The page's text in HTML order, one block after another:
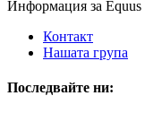
Информация за Equus
Контакт
Нашата група
Последвайте ни: